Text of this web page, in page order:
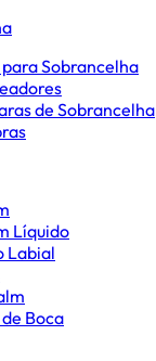
Sobrancelha
de Sobrancelha
Líquido
Labial
Boca